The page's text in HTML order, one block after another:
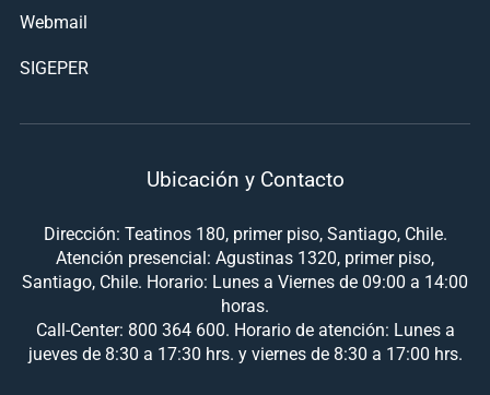
Webmail
SIGEPER
Ubicación y Contacto
Dirección: Teatinos 180, primer piso, Santiago, Chile.
Atención presencial: Agustinas 1320, primer piso,
Santiago, Chile. Horario: Lunes a Viernes de 09:00 a 14:00
horas.
Call-Center: 800 364 600. Horario de atención: Lunes a
jueves de 8:30 a 17:30 hrs. y viernes de 8:30 a 17:00 hrs.